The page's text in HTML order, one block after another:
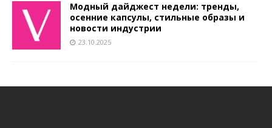
Модный дайджест недели: тренды,
осенние капсулы, стильные образы и
новости индустрии
23.10.2025